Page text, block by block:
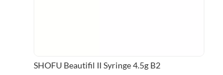
SHOFU Beautifil II Syringe 4.5g B2